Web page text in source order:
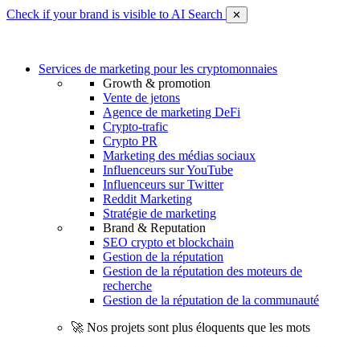
Check if your brand is visible to AI Search ✕
Services de marketing pour les cryptomonnaies
Growth & promotion
Vente de jetons
Agence de marketing DeFi
Crypto-trafic
Crypto PR
Marketing des médias sociaux
Influenceurs sur YouTube
Influenceurs sur Twitter
Reddit Marketing
Stratégie de marketing
Brand & Reputation
SEO crypto et blockchain
Gestion de la réputation
Gestion de la réputation des moteurs de
recherche
Gestion de la réputation de la communauté
🚀 Nos projets sont plus éloquents que les mots